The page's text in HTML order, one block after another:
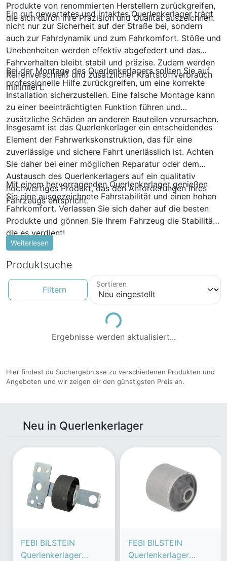
Produkte von renommierten Herstellern zurückgreifen,
die sich durch ihre Präzision und Qualität auszeichnen.
Ein gut gewartetes und intaktes Querlenkerlager trägt
nicht nur zur Sicherheit auf der Straße bei, sondern
auch zur Fahrdynamik und zum Fahrkomfort. Stöße und
Unebenheiten werden effektiv abgefedert und das
Fahrverhalten bleibt stabil und präzise. Zudem werden
Reifenverschleiß und zusätzlicher Kraftstoffverbrauch
minimiert.
Bei der Montage des Querlenkerlagers sollten Sie auf
professionelle Hilfe zurückgreifen, um eine korrekte
Installation sicherzustellen. Eine falsche Montage kann
zu einer beeinträchtigten Funktion führen und
zusätzliche Schäden an anderen Bauteilen verursachen.
Insgesamt ist das Querlenkerlager ein entscheidendes
Element der Fahrwerkskonstruktion, das für eine
zuverlässige und sichere Fahrt unerlässlich ist. Achten
Sie daher bei einer möglichen Reparatur oder dem
Austausch des Querlenkerlagers auf ein qualitativ
hochwertiges Produkt, das den Anforderungen Ihres
Fahrzeugs entspricht.
Mit einem hervorragenden Querlenkerlager genießen
Sie eine ausgezeichnete Fahrstabilität und einen hohen
Fahrkomfort. Verlassen Sie sich daher auf die besten
Produkte und gönnen Sie Ihrem Fahrzeug die Stabilität,
die es verdient!
Weiterlesen
Produktsuche
Filtern
Sortieren
Loading...
Ergebnisse werden aktualisiert...
Hier findest du Suchergebnisse zu verschiedenen Produkten und
Angeboten und wir zeigen dir den günstigsten Preis an.
Neu in Querlenkerlager
FEBI BILSTEIN
Querlenkerlager
FEBI BILSTEIN
Querlenkerlager